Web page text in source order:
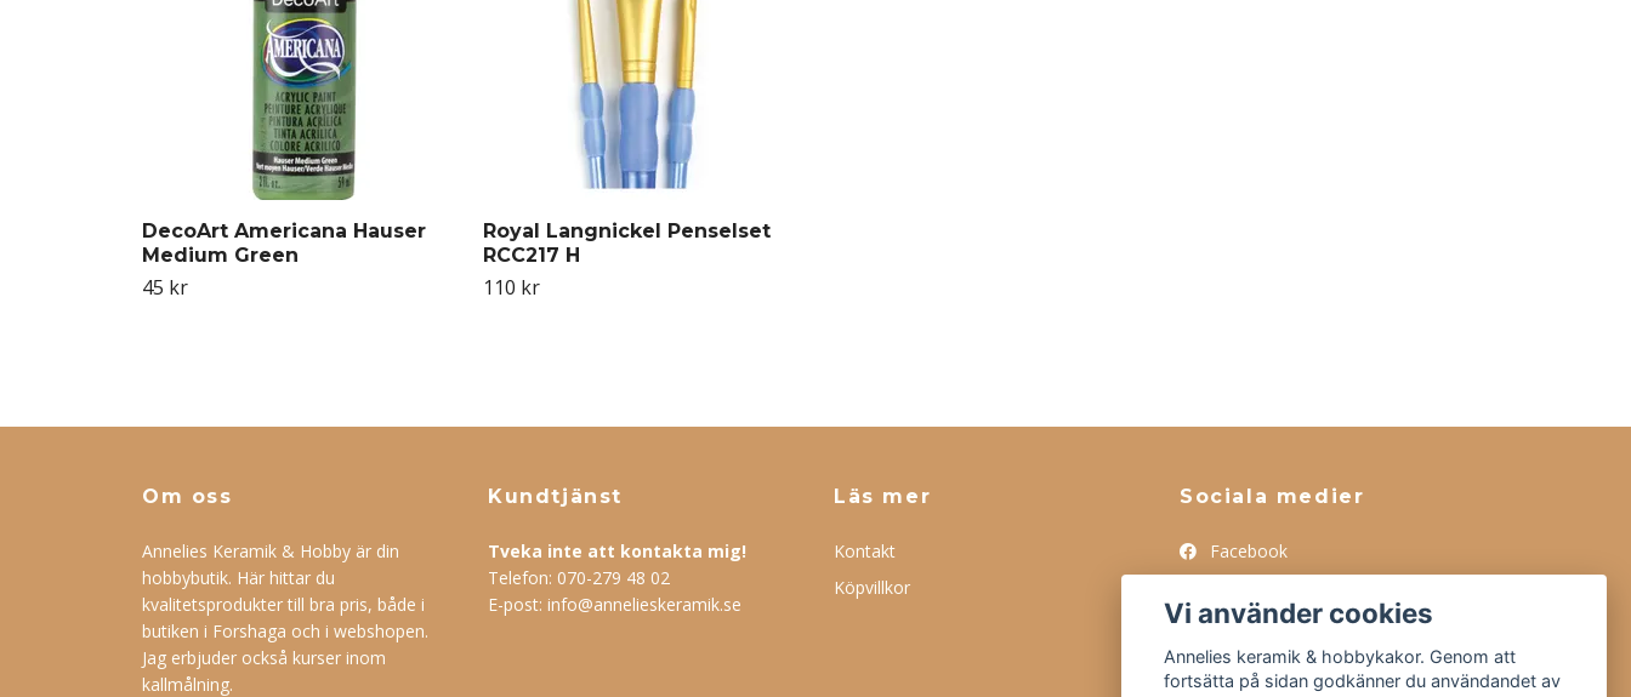
DecoArt Americana Hauser
Medium Green
45 kr
Royal Langnickel Penselset
RCC217 H
110 kr
Om oss
Annelies Keramik & Hobby är din
hobbybutik. Här hittar du
kvalitetsprodukter till bra pris, både i
butiken i Forshaga och i webshopen.
Jag erbjuder också kurser inom
kallmålning.
Kundtjänst
Tveka inte att kontakta mig!
Telefon: 070-279 48 02
E-post: info@annelieskeramik.se
Läs mer
Kontakt
Köpvillkor
Sociala medier
Facebook
Tiktok
Vi använder cookies
Annelies keramik & hobbykakor. Genom att
fortsätta på sidan godkänner du användandet av